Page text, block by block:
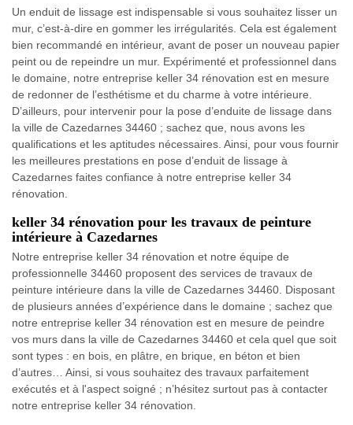
Un enduit de lissage est indispensable si vous souhaitez lisser un
mur, c’est-à-dire en gommer les irrégularités. Cela est également
bien recommandé en intérieur, avant de poser un nouveau papier
peint ou de repeindre un mur. Expérimenté et professionnel dans
le domaine, notre entreprise keller 34 rénovation est en mesure
de redonner de l’esthétisme et du charme à votre intérieure.
D’ailleurs, pour intervenir pour la pose d’enduite de lissage dans
la ville de Cazedarnes 34460 ; sachez que, nous avons les
qualifications et les aptitudes nécessaires. Ainsi, pour vous fournir
les meilleures prestations en pose d’enduit de lissage à
Cazedarnes faites confiance à notre entreprise keller 34
rénovation.
keller 34 rénovation pour les travaux de peinture
intérieure à Cazedarnes
Notre entreprise keller 34 rénovation et notre équipe de
professionnelle 34460 proposent des services de travaux de
peinture intérieure dans la ville de Cazedarnes 34460. Disposant
de plusieurs années d’expérience dans le domaine ; sachez que
notre entreprise keller 34 rénovation est en mesure de peindre
vos murs dans la ville de Cazedarnes 34460 et cela quel que soit
sont types : en bois, en plâtre, en brique, en béton et bien
d’autres… Ainsi, si vous souhaitez des travaux parfaitement
exécutés et à l'aspect soigné ; n’hésitez surtout pas à contacter
notre entreprise keller 34 rénovation.